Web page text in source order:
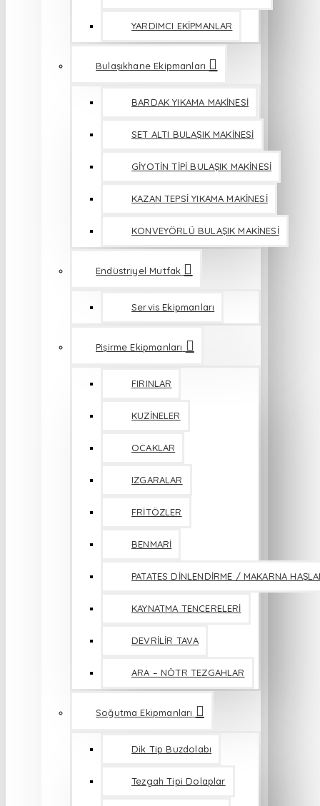
YARDIMCI EKİPMANLAR
Bulaşıkhane Ekipmanları
BARDAK YIKAMA MAKİNESİ
SET ALTI BULAŞIK MAKİNESİ
GİYOTİN TİPİ BULAŞIK MAKİNESİ
KAZAN TEPSİ YIKAMA MAKİNESİ
KONVEYÖRLÜ BULAŞIK MAKİNESİ
Endüstriyel Mutfak
Servis Ekipmanları
Pişirme Ekipmanları
FIRINLAR
KUZİNELER
OCAKLAR
IZGARALAR
FRİTÖZLER
BENMARİ
PATATES DİNLENDİRME / MAKARNA
KAYNATMA TENCERELERİ
DEVRİLİR TAVA
ARA – NÖTR TEZGAHLAR
Soğutma Ekipmanları
Dik Tip Buzdolabı
Tezgah Tipi Dolaplar